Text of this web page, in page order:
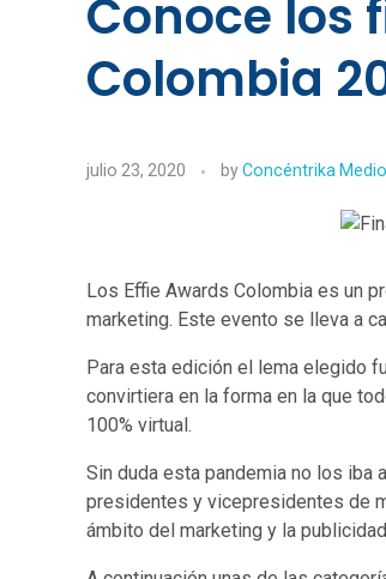
Conoce los
Colombia
julio 23, 2020 byConcéntrika
Los Effie Awards Colombia es un
marketing. Este evento se lleva a
Para esta edición el lema elegido
convirtiera en la forma en la que
100% virtual.
Sin duda esta pandemia no los iba
presidentes y vicepresidentes de
ámbito del marketing y la